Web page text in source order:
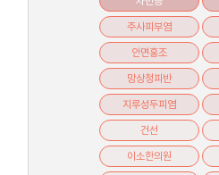
주사피부염
안면홍조
망상청피반
지루성두피염
건선
이소한의원